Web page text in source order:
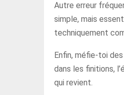
Autre erreur
simple, mais
techniquement
Enfin, méfie-toi
dans les finitions,
qui revient.